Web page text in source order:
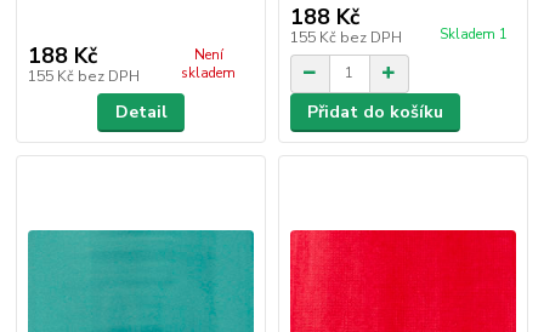
188 Kč
155 Kč bez DPH
Není
skladem
Detail
188 Kč
155 Kč bez DPH Skladem 1
Přidat do košíku